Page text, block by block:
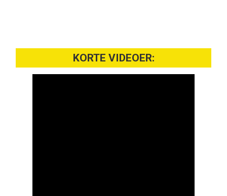
KORTE VIDEOER: